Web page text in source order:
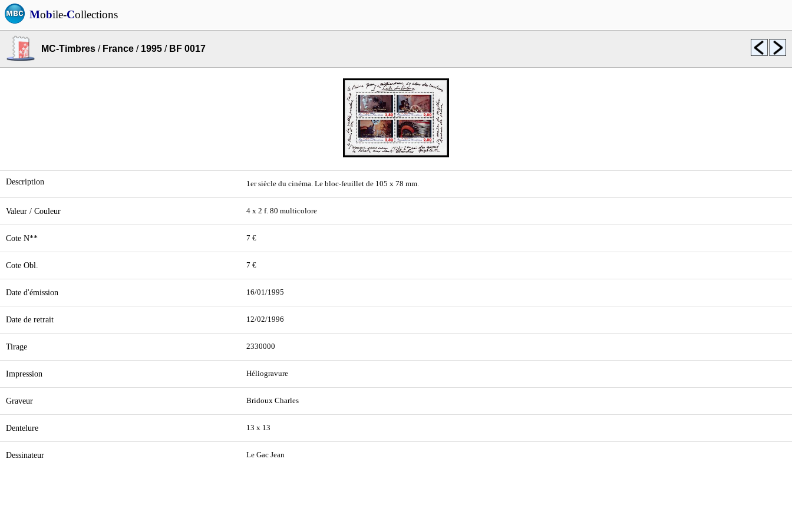
Mobile-Collections
MC-Timbres / France / 1995 / BF 0017
Description 1er siècle du cinéma. Le bloc-feuillet de 105 x 78 mm.
Valeur / Couleur 4 x 2 f. 80 multicolore
Cote N** 7 €
Cote Obl. 7 €
Date d'émission 16/01/1995
Date de retrait 12/02/1996
Tirage 2330000
Impression Héliogravure
Graveur Bridoux Charles
Dentelure 13 x 13
Dessinateur Le Gac Jean